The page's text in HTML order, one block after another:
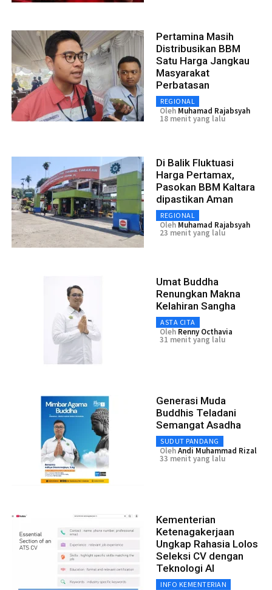
Pertamina Masih
Distribusikan BBM
Satu Harga Jangkau
Masyarakat
Perbatasan
REGIONAL
Oleh Muhamad Rajabsyah
18 menit yang lalu
Di Balik Fluktuasi
Harga Pertamax,
Pasokan BBM Kaltara
dipastikan Aman
REGIONAL
Oleh Muhamad Rajabsyah
23 menit yang lalu
Umat Buddha
Renungkan Makna
Kelahiran Sangha
ASTA CITA
Oleh Renny Octhavia
31 menit yang lalu
Generasi Muda
Buddhis Teladani
Semangat Asadha
SUDUT PANDANG
OlehAndi Muhammad Rizal
33 menit yang lalu
Kementerian
Ketenagakerjaan
Ungkap Rahasia Lolos
Seleksi CV dengan
Teknologi AI
INFO KEMENTERIAN